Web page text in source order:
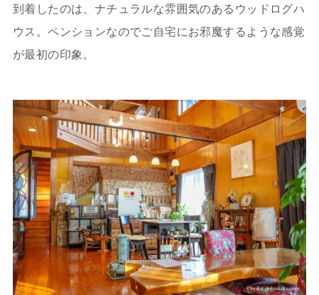
到着したのは、ナチュラルな雰囲気のあるウッドログハ
ウス。ペンションなのでご自宅にお邪魔するような感覚
が最初の印象。